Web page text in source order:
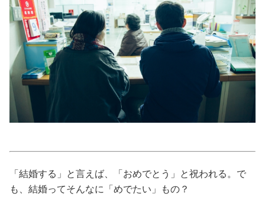
妊娠/出産/家族
ココロ/カラダ
トラベル
占い
「結婚する」と言えば、「おめでとう」と祝われる。で
も、結婚ってそんなに「めでたい」もの？